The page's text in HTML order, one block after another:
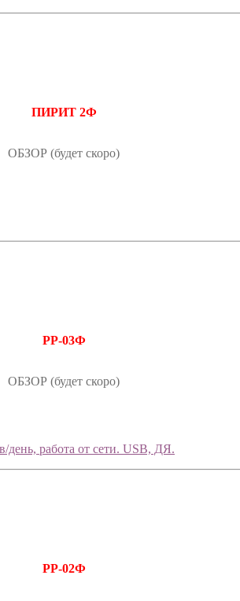
ПИРИТ 2Ф
ОБЗОР (будет скоро)
РР-03Ф
ОБЗОР (будет скоро)
день, работа от сети. USB, ДЯ.
РР-02Ф